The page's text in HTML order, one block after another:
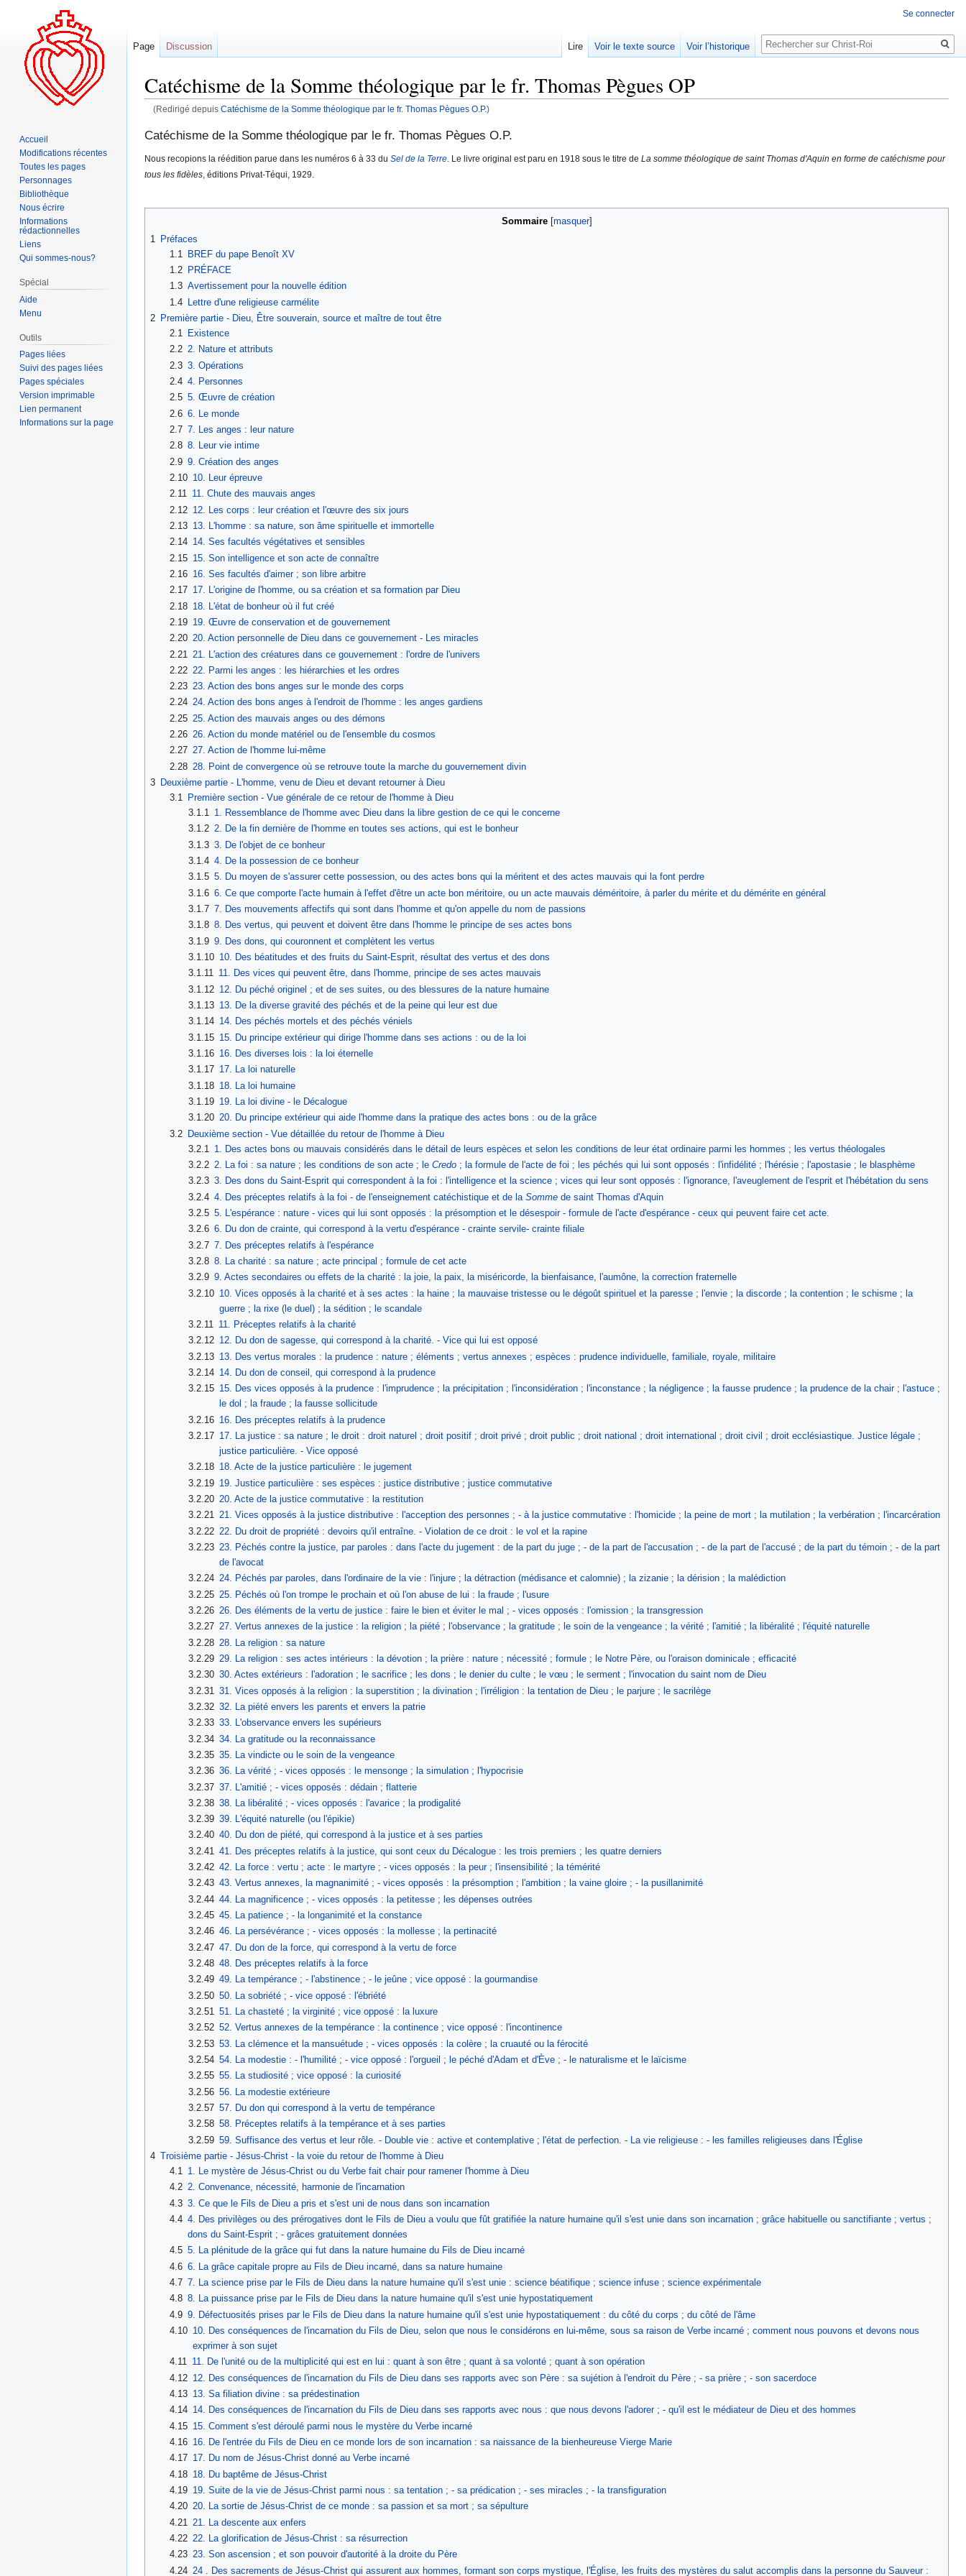
Catéchisme de la Somme théologique par le fr. Thomas Pègues OP
(Redirigé depuis Catéchisme de la Somme théologique par le fr. Thomas Pègues O.P.)
Aller
la
navigation
Aller
la
recherche
Catéchisme de la Somme théologique par le fr. Thomas Pègues O.P.
Nous recopions la réédition parue dans les numéros 6 à 33 du Sel de la Terre . Le livre original est paru en 1918 sous le titre de La somme théologique de saint Thomas d'Aquin en forme de catéchisme pour
tous les fidèles , éditions Privat-Téqui, 1929.
Sommaire
1
Préfaces
1.1
BREF du pape Benoît XV
1.2
PRÉFACE
1.3 Avertissement pour la nouvelle édition
1.4 Lettre d'une religieuse carmélite
2 Première partie - Dieu, Être souverain, source et maître de tout être
2.1
Existence
2.2 2. Nature et attributs
2.3 3. Opérations
2.4 4. Personnes
2.5 5. Œuvre de création
2.6 6. Le monde
2.7 7. Les anges : leur nature
2.8 8. Leur vie intime
2.9 9. Création des anges
2.10 10. Leur épreuve
2.11 11. Chute des mauvais anges
2.12 12. Les corps : leur création et l'œuvre des six jours
2.13 13. L'homme : sa nature, son âme spirituelle et immortelle
2.14 14. Ses facultés végétatives et sensibles
2.15 15. Son intelligence et son acte de connaître
2.16 16. Ses facultés d'aimer ; son libre arbitre
2.17 17. L'origine de l'homme, ou sa création et sa formation par Dieu
2.18 18. L'état de bonheur où il fut créé
2.19 19. Œuvre de conservation et de gouvernement
2.20 20. Action personnelle de Dieu dans ce gouvernement - Les miracles
2.21
21. L'action des créatures dans ce gouvernement : l'ordre de l'univers
2.22 22. Parmi les anges : les hiérarchies et les ordres
2.23 23. Action des bons anges sur le monde des corps
2.24 24. Action des bons anges à l'endroit de l'homme : les anges gardiens
2.25 25. Action des mauvais anges ou des démons
2.26 26. Action du monde matériel ou de l'ensemble du cosmos
2.27 27. Action de l'homme lui-même
2.28 28. Point de convergence où se retrouve toute la marche du gouvernement divin
3 Deuxième partie - L'homme, venu de Dieu et devant retourner à Dieu
3.1
Première section - Vue générale de ce retour de l'homme à Dieu
3.1.1 1. Ressemblance de l'homme avec Dieu dans la libre gestion de ce qui le concerne
3.1.2 2. De la fin dernière de l'homme en toutes ses actions, qui est le bonheur
3.1.3 3. De l'objet de ce bonheur
3.1.4 4. De la possession de ce bonheur
3.1.5 5. Du moyen de s'assurer cette possession, ou des actes bons qui la méritent et des actes mauvais qui la font perdre
3.1.6 6. Ce que comporte l'acte humain à l'effet d'être un acte bon méritoire, ou un acte mauvais déméritoire, à parler du mérite et du démérite en général
3.1.7 7. Des mouvements affectifs qui sont dans l'homme et qu'on appelle du nom de passions
3.1.8 8. Des vertus, qui peuvent et doivent être dans l'homme le principe de ses actes bons
3.1.9 9. Des dons, qui couronnent et complètent les vertus
3.1.10 10. Des béatitudes et des fruits du Saint-Esprit, résultat des vertus et des dons
3.1.11 11. Des vices qui peuvent être, dans l'homme, principe de ses actes mauvais
3.1.12 12. Du péché originel ; et de ses suites, ou des blessures de la nature humaine
3.1.13 13. De la diverse gravité des péchés et de la peine qui leur est due
3.1.14 14. Des péchés mortels et des péchés véniels
3.1.15 15. Du principe extérieur qui dirige l'homme dans ses actions : ou de la loi
3.1.16 16. Des diverses lois : la loi éternelle
3.1.17 17. La loi naturelle
3.1.18 18. La loi humaine
3.1.19 19. La loi divine - le Décalogue
3.1.20 20. Du principe extérieur qui aide l'homme dans la pratique des actes bons : ou de la grâce
3.2 Deuxième section - Vue détaillée du retour de l'homme à Dieu
3.2.1
1. Des actes bons ou mauvais considérés dans le détail de leurs espèces et selon les conditions de leur état ordinaire parmi les hommes ; les vertus théologales
3.2.2 2. La foi : sa nature ; les conditions de son acte ; leCredo ; la formule de l'acte de foi ; les péchés qui lui sont opposés : l'infidélité ; l'hérésie ; l'apostasie ; le blasphème
3.2.3 3. Des dons du Saint-Esprit qui correspondent à la foi : l'intelligence et la science ; vices qui leur sont opposés : l'ignorance, l'aveuglement de l'esprit et l'hébétation du sens
3.2.4 4. Des préceptes relatifs à la foi - de l'enseignement catéchistique et de laSommede saint Thomas d'Aquin
3.2.5 5. L'espérance : nature - vices qui lui sont opposés : la présomption et le désespoir - formule de l'acte d'espérance - ceux qui peuvent faire cet acte.
3.2.6 6. Du don de crainte, qui correspond à la vertu d'espérance - crainte servile- crainte filiale
3.2.7 7. Des préceptes relatifs à l'espérance
3.2.8 8. La charité : sa nature ; acte principal ; formule de cet acte
3.2.9 9. Actes secondaires ou effets de la charité : la joie, la paix, la miséricorde, la bienfaisance, l'aumône, la correction fraternelle
3.2.10 10. Vices opposés à la charité et à ses actes : la haine ; la mauvaise tristesse ou le dégoût spirituel et la paresse ; l'envie ; la discorde ; la contention ; le schisme ; la
guerre ; la rixe (le duel) ; la sédition ; le scandale
3.2.11
11. Préceptes relatifs à la charité
3.2.12 12. Du don de sagesse, qui correspond à la charité. - Vice qui lui est opposé
3.2.13 13. Des vertus morales : la prudence : nature ; éléments ; vertus annexes ; espèces : prudence individuelle, familiale, royale, militaire
3.2.14 14. Du don de conseil, qui correspond à la prudence
3.2.15 15. Des vices opposés à la prudence : l'imprudence ; la précipitation ; l'inconsidération ; l'inconstance ; la négligence ; la fausse prudence ; la prudence de la chair ; l'astuce ;
le dol ; la fraude ; la fausse sollicitude
3.2.16 16. Des préceptes relatifs à la prudence
3.2.17 17. La justice : sa nature ; le droit : droit naturel ; droit positif ; droit privé ; droit public ; droit national ; droit international ; droit civil ; droit ecclésiastique. Justice légale ;
justice particulière. - Vice opposé
3.2.18 18. Acte de la justice particulière : le jugement
3.2.19 19. Justice particulière : ses espèces : justice distributive ; justice commutative
3.2.20 20. Acte de la justice commutative : la restitution
3.2.21 21. Vices opposés à la justice distributive : l'acception des personnes ; - à la justice commutative : l'homicide ; la peine de mort ; la mutilation ; la verbération ; l'incarcération
3.2.22 22. Du droit de propriété : devoirs qu'il entraîne. - Violation de ce droit : le vol et la rapine
3.2.23 23. Péchés contre la justice, par paroles : dans l'acte du jugement : de la part du juge ; - de la part de l'accusation ; - de la part de l'accusé ; de la part du témoin ; - de la part
de l'avocat
3.2.24 24. Péchés par paroles, dans l'ordinaire de la vie : l'injure ; la détraction (médisance et calomnie) ; la zizanie ; la dérision ; la malédiction
3.2.25 25. Péchés où l'on trompe le prochain et où l'on abuse de lui : la fraude ; l'usure
3.2.26 26. Des éléments de la vertu de justice : faire le bien et éviter le mal ; - vices opposés : l'omission ; la transgression
3.2.27 27. Vertus annexes de la justice : la religion ; la piété ; l'observance ; la gratitude ; le soin de la vengeance ; la vérité ; l'amitié ; la libéralité ; l'équité naturelle
3.2.28 28. La religion : sa nature
3.2.29 29. La religion : ses actes intérieurs : la dévotion ; la prière : nature ; nécessité ; formule ; le Notre Père, ou l'oraison dominicale ; efficacité
3.2.30 30. Actes extérieurs : l'adoration ; le sacrifice ; les dons ; le denier du culte ; le vœu ; le serment ; l'invocation du saint nom de Dieu
3.2.31
31. Vices opposés à la religion : la superstition ; la divination ; l'irréligion : la tentation de Dieu ; le parjure ; le sacrilège
3.2.32 32. La piété envers les parents et envers la patrie
3.2.33 33. L'observance envers les supérieurs
3.2.34 34. La gratitude ou la reconnaissance
3.2.35 35. La vindicte ou le soin de la vengeance
3.2.36 36. La vérité ; - vices opposés : le mensonge ; la simulation ; l'hypocrisie
3.2.37 37. L'amitié ; - vices opposés : dédain ; flatterie
3.2.38 38. La libéralité ; - vices opposés : l'avarice ; la prodigalité
3.2.39 39. L'équité naturelle (ou l'épikie)
3.2.40 40. Du don de piété, qui correspond à la justice et à ses parties
3.2.41
41. Des préceptes relatifs à la justice, qui sont ceux du Décalogue : les trois premiers ; les quatre derniers
3.2.42 42. La force : vertu ; acte : le martyre ; - vices opposés : la peur ; l'insensibilité ; la témérité
3.2.43 43. Vertus annexes, la magnanimité ; - vices opposés : la présomption ; l'ambition ; la vaine gloire ; - la pusillanimité
3.2.44 44. La magnificence ; - vices opposés : la petitesse ; les dépenses outrées
3.2.45 45. La patience ; - la longanimité et la constance
3.2.46 46. La persévérance ; - vices opposés : la mollesse ; la pertinacité
3.2.47 47. Du don de la force, qui correspond à la vertu de force
3.2.48 48. Des préceptes relatifs à la force
3.2.49 49. La tempérance ; - l'abstinence ; - le jeûne ; vice opposé : la gourmandise
3.2.50 50. La sobriété ; - vice opposé : l'ébriété
3.2.51 51. La chasteté ; la virginité ; vice opposé : la luxure
3.2.52 52. Vertus annexes de la tempérance : la continence ; vice opposé : l'incontinence
3.2.53 53. La clémence et la mansuétude ; - vices opposés : la colère ; la cruauté ou la férocité
3.2.54 54. La modestie : - l'humilité ; - vice opposé : l'orgueil ; le péché d'Adam et d'Ève ; - le naturalisme et le laïcisme
3.2.55 55. La studiosité ; vice opposé : la curiosité
3.2.56 56. La modestie extérieure
3.2.57 57. Du don qui correspond à la vertu de tempérance
3.2.58 58. Préceptes relatifs à la tempérance et à ses parties
3.2.59 59. Suffisance des vertus et leur rôle. - Double vie : active et contemplative ; l'état de perfection. - La vie religieuse : - les familles religieuses dans l'Église
4 Troisième partie - Jésus-Christ - la voie du retour de l'homme à Dieu
4.1 1. Le mystère de Jésus-Christ ou du Verbe fait chair pour ramener l'homme à Dieu
4.2 2. Convenance, nécessité, harmonie de l'incarnation
4.3 3. Ce que le Fils de Dieu a pris et s'est uni de nous dans son incarnation
4.4 4. Des privilèges ou des prérogatives dont le Fils de Dieu a voulu que fût gratifiée la nature humaine qu'il s'est unie dans son incarnation ; grâce habituelle ou sanctifiante ; vertus ;
dons du Saint-Esprit ; - grâces gratuitement données
4.5 5. La plénitude de la grâce qui fut dans la nature humaine du Fils de Dieu incarné
4.6 6. La grâce capitale propre au Fils de Dieu incarné, dans sa nature humaine
4.7 7. La science prise par le Fils de Dieu dans la nature humaine qu'il s'est unie : science béatifique ; science infuse ; science expérimentale
4.8 8. La puissance prise par le Fils de Dieu dans la nature humaine qu'il s'est unie hypostatiquement
4.9 9. Défectuosités prises par le Fils de Dieu dans la nature humaine qu'il s'est unie hypostatiquement : du côté du corps ; du côté de l'âme
4.10 10. Des conséquences de l'incarnation du Fils de Dieu, selon que nous le considérons en lui-même, sous sa raison de Verbe incarné ; comment nous pouvons et devons nous
exprimer à son sujet
4.11 11. De l'unité ou de la multiplicité qui est en lui : quant à son être ; quant à sa volonté ; quant à son opération
4.12 12. Des conséquences de l'incarnation du Fils de Dieu dans ses rapports avec son Père : sa sujétion à l'endroit du Père ; - sa prière ; - son sacerdoce
4.13 13. Sa filiation divine : sa prédestination
4.14 14. Des conséquences de l'incarnation du Fils de Dieu dans ses rapports avec nous : que nous devons l'adorer ; - qu'il est le médiateur de Dieu et des hommes
4.15 15. Comment s'est déroulé parmi nous le mystère du Verbe incarné
4.16 16. De l'entrée du Fils de Dieu en ce monde lors de son incarnation : sa naissance de la bienheureuse Vierge Marie
4.17 17. Du nom de Jésus-Christ donné au Verbe incarné
4.18 18. Du baptême de Jésus-Christ
4.19 19. Suite de la vie de Jésus-Christ parmi nous : sa tentation ; - sa prédication ; - ses miracles ; - la transfiguration
4.20 20. La sortie de Jésus-Christ de ce monde : sa passion et sa mort ; sa sépulture
4.21
21. La descente aux enfers
4.22 22. La glorification de Jésus-Christ : sa résurrection
4.23 23. Son ascension ; et son pouvoir d'autorité à la droite du Père
4.24 24 . Des sacrements de Jésus-Christ qui assurent aux hommes, formant son corps mystique, l'Église, les fruits des mystères du salut accomplis dans la personne du Sauveur :
Se connecter
Page Discussion Lire Voir le texte source Voir l’historique
Rechercher
Accueil
Modifications récentes
Toutes les pages
Personnages
Bibliothèque
Nous écrire
Informations
rédactionnelles
Liens
Qui sommes-nous?
Spécial
Aide
Menu
Outils
Pages liées
Suivi des pages liées
Pages spéciales
Version imprimable
Lien permanent
Informations sur la page